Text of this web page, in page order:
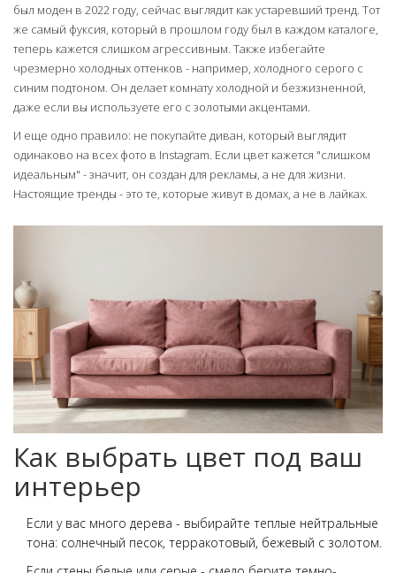
был моден в 2022 году, сейчас выглядит как устаревший тренд. Тот
же самый фуксия, который в прошлом году был в каждом каталоге,
теперь кажется слишком агрессивным. Также избегайте
чрезмерно холодных оттенков - например, холодного серого с
синим подтоном. Он делает комнату холодной и безжизненной,
даже если вы используете его с золотыми акцентами.
И еще одно правило: не покупайте диван, который выглядит
одинаково на всех фото в Instagram. Если цвет кажется "слишком
идеальным" - значит, он создан для рекламы, а не для жизни.
Настоящие тренды - это те, которые живут в домах, а не в лайках.
Как выбрать цвет под ваш
интерьер
Если у вас много дерева - выбирайте теплые нейтральные
тона: солнечный песок, терракотовый, бежевый с золотом.